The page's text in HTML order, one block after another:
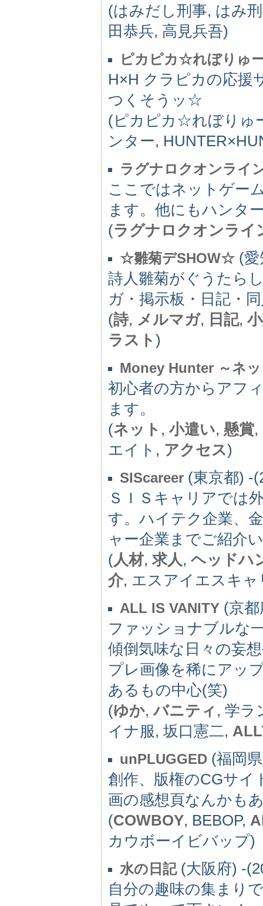
(はみだし刑事, はみ
田恭兵, 高見兵吾)
ピカピカ☆れぼりゅ
H×H クラピカの応援
つくそうッ☆
(ピカピカ☆れぼりゅ
ンター,
ラグナロクオンライ
ここではネットゲー
ます。他にもハンタ
(ラグナロクオンライ
☆雛菊デSHOW☆ (
詩人雛菊がぐうたら
ガ・掲示板・日記・
(詩, メルマガ, 日記,
ラスト )
Money Hunter ～ネ
初心者の方からアフ
ます。
(ネット , 小遣い, 懸賞,
エイト, アクセス)
SIScareer (東京都) -
ＳＩＳキャリアでは
す。ハイテク企業、
ャー企業までご紹介
(人材,求人, ヘッドハ
介, エスアイエスキャ
ALL IS VANITY (京
ファッショナブルな
傾倒気味な日々の妄
プレ画像を稀にアッ
あるもの中心(笑)
(ゆか,バニティ , 学ラ
イナ服, 坂口憲二,
unPLUGGED (福岡
創作、版権のCGサイ
画の感想頁なんかも
(COWBOY, BEBOP,
カウボーイビバップ)
水の日記(大阪府) -
自分の趣味の集まり